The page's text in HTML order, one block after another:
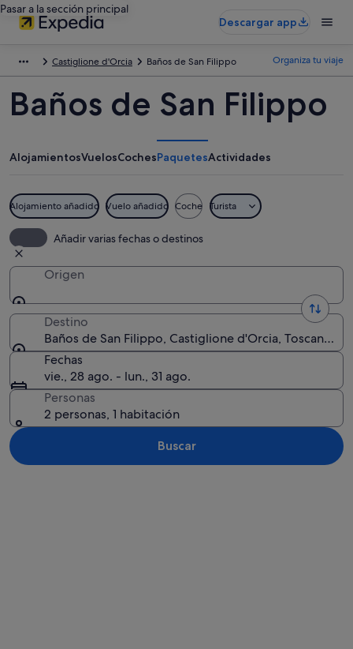
Pasar a la sección principal
Descargar app
Castiglione d'Orcia Baños de San Filippo Organiza tu viaje
Baños de San Filippo
AlojamientosVuelosCochesPaquetesActividades
Alojamiento añadido Vuelo añadido Coche Turista
Añadir varias fechas o destinos
Origen
Destino
Baños de San Filippo, Castiglione d'Orcia, Toscana,
Fechas
vie., 28 ago. - lun., 31 ago.
Personas
2 personas, 1 habitación
Buscar